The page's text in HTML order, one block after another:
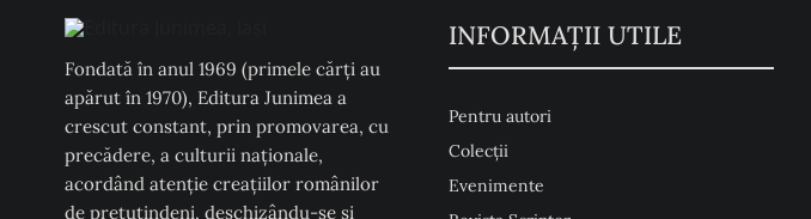
Fondată în anul 1969 (primele cărți au
apărut în 1970), Editura Junimea a
crescut constant, prin promovarea, cu
precădere, a culturii naţionale,
acordând atenţie creaţiilor românilor
de pretutindeni, deschizându-se şi
INFORMAŢII UTILE
Pentru autori
Colecţii
Evenimente